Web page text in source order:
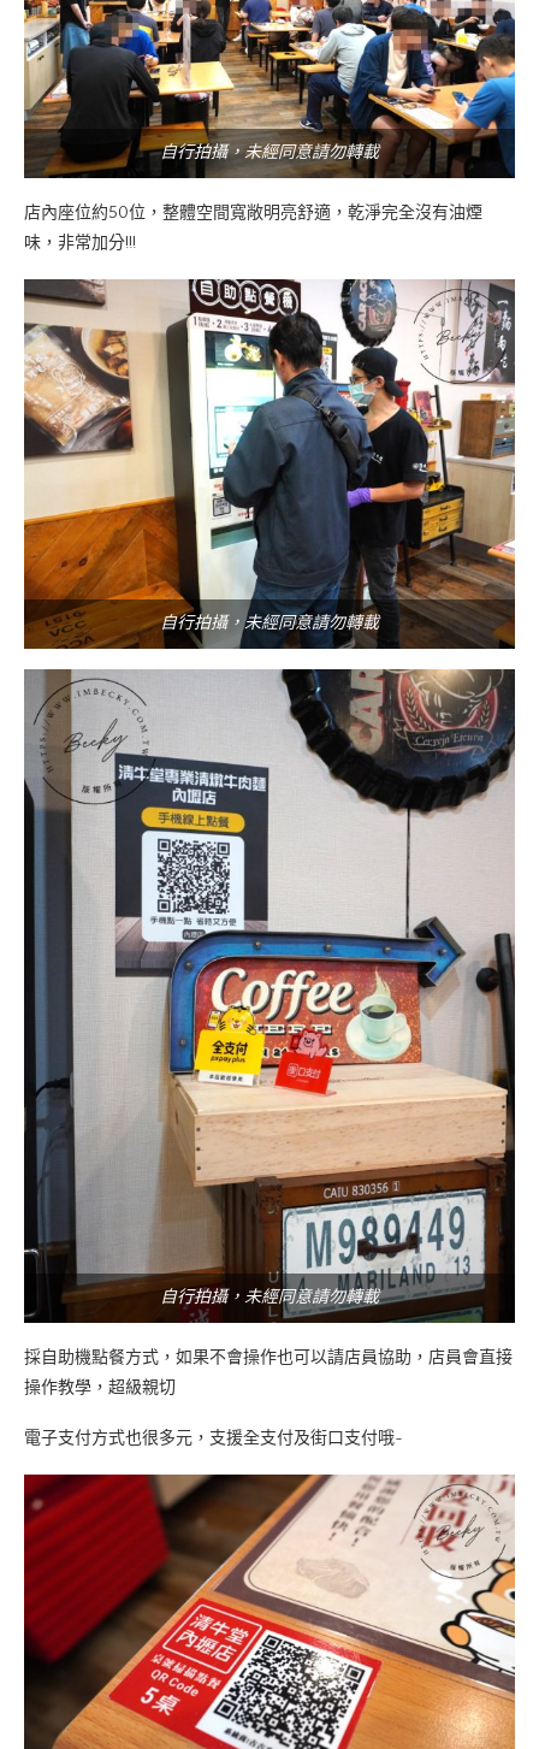
自行拍攝，未經同意請勿轉載
店內座位約50位，整體空間寬敞明亮舒適，乾淨完全沒有油煙
味，非常加分!!!
自行拍攝，未經同意請勿轉載
自行拍攝，未經同意請勿轉載
採自助機點餐方式，如果不會操作也可以請店員協助，店員會直接
操作教學，超級親切
電子支付方式也很多元，支援全支付及街口支付哦~